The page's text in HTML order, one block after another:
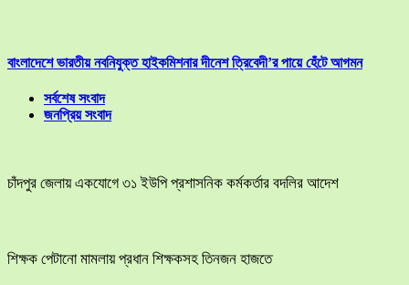
বাংলাদেশে ভারতীয় নবনিযুক্ত হাইকমিশনার দীনেশ ত্রিবেদী’র পায়ে হেঁটে আগমন
সর্বশেষ সংবাদ
জনপ্রিয় সংবাদ
চাঁদপুর জেলায় একযোগে ৩১ ইউপি প্রশাসনিক কর্মকর্তার বদলির আদেশ
শিক্ষক পেটানো মামলায় প্রধান শিক্ষকসহ তিনজন হাজতে